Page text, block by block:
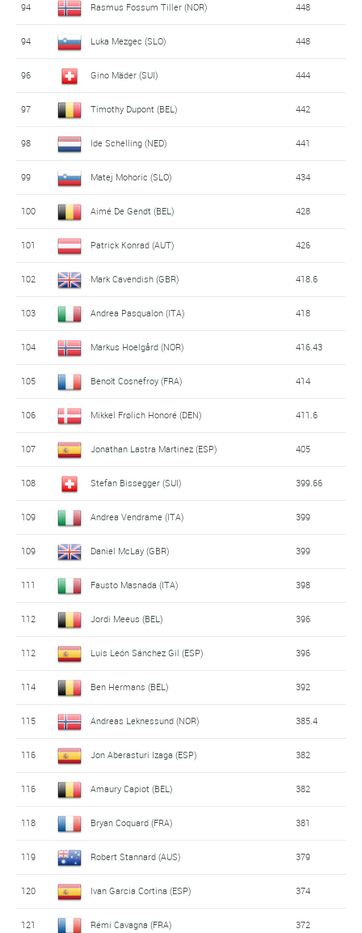
94 Rasmus Fossum Tiller (NOR) 448
94 Luka Mezgec (SLO) 448
96 Gino Mäder (SUI) 444
97 Timothy Dupont (BEL) 442
98 Ide Schelling (NED) 441
99 Matej Mohoric (SLO) 434
100 Aimé De Gendt (BEL) 428
101 Patrick Konrad (AUT) 426
102 Mark Cavendish (GBR) 418.6
103 Andrea Pasqualon (ITA) 418
104 Markus Hoelgård (NOR) 416.43
105 Benoît Cosnefroy (FRA) 414
106 Mikkel Frølich Honoré (DEN) 411.6
107 Jonathan Lastra Martinez (ESP) 405
108 Stefan Bissegger (SUI) 399.66
109 Andrea Vendrame (ITA) 399
109 Daniel McLay (GBR) 399
111 Fausto Masnada (ITA) 398
112 Jordi Meeus (BEL) 396
112 Luis León Sánchez Gil (ESP) 396
114 Ben Hermans (BEL) 392
115 Andreas Leknessund (NOR) 385.4
116 Jon Aberasturi Izaga (ESP) 382
116 Amaury Capiot (BEL) 382
118 Bryan Coquard (FRA) 381
119 Robert Stannard (AUS) 379
120 Ivan Garcia Cortina (ESP) 374
121 Rémi Cavagna (FRA) 372